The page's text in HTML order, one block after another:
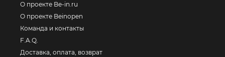
О проекте Be-in.ru
О проекте Beinopen
Команда и контакты
F.A.Q.
Доставка, оплата, возврат